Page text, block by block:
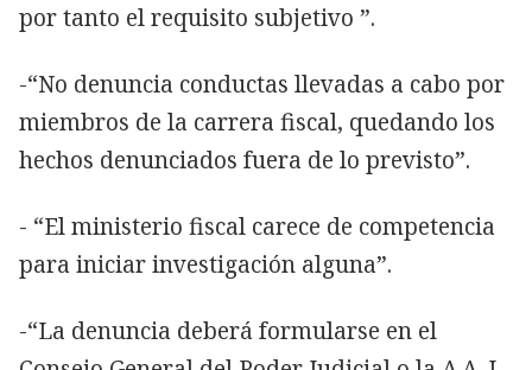
por tanto el requisito subjetivo ”.
-“No denuncia conductas llevadas a cabo por
miembros de la carrera fiscal, quedando los
hechos denunciados fuera de lo previsto”.
- “El ministerio fiscal carece de competencia
para iniciar investigación alguna”.
-“La denuncia deberá formularse en el